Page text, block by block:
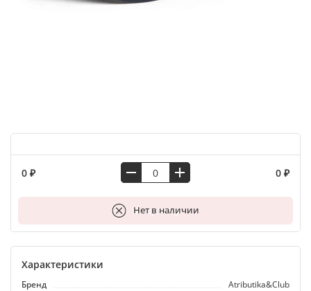
0 ₽ 0 ₽
Нет в наличии
В корзину
Характеристики
Бренд
Atributika&Club